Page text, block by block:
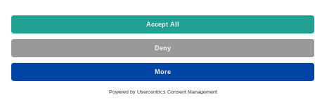
Fax: +49 (0) 6431/7302 269
E-Mail: kontakt(at)amefa-med.com